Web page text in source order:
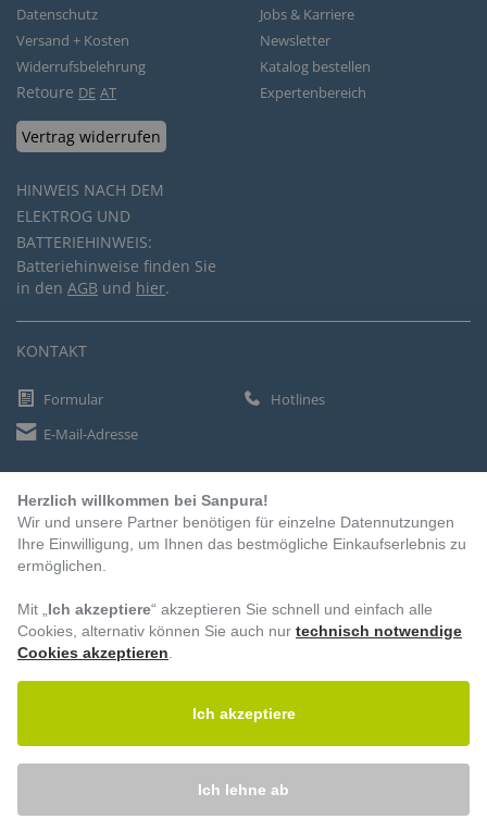
Datenschutz
Versand + Kosten
Widerrufsbelehrung
Retoure DE AT
Vertrag widerrufen
HINWEIS NACH DEM
ELEKTROG UND
BATTERIEHINWEIS:
Batteriehinweise finden Sie
in den AGB und hier.
Jobs & Karriere
Newsletter
Katalog bestellen
Expertenbereich
KONTAKT
Formular
Hotlines
E-Mail-Adresse
ZAHLUNGSARTEN
Vorkasse
BESUCHEN SIE UNS
Herzlich willkommen bei Sanpura!
Wir und unsere Partner benötigen für einzelne Datennutzungen
Ihre Einwilligung, um Ihnen das bestmögliche Einkaufserlebnis zu
ermöglichen.
Mit „ Ich akzeptiere“ akzeptieren Sie schnell und einfach alle
Cookies, alternativ können Sie auch nur technisch notwendige
Cookies akzeptieren
Ich akzeptiere
Ich lehne ab